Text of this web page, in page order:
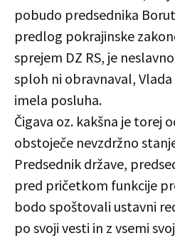
pobudo predsednika
predlog pokrajinske
sprejem DZ RS, je
sploh ni obravnaval, Vlada
imela posluha.
Čigava oz. kakšna je torej
obstoječe nevzdržno
Predsednik države,
pred pričetkom funkcije
bodo spoštovali ustavni
po svoji vesti in z vsemi